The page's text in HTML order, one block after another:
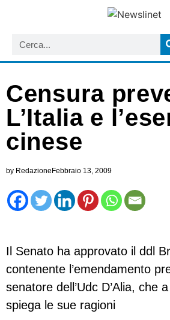
Censura
L’Italia e
cinese
by RedazioneFebbraio 13, 2009
Il Senato ha approvato il ddl
contenente l’emendamento
senatore dell’Udc D’Alia, che a
spiega le sue ragioni